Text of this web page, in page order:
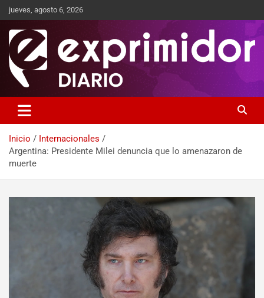
jueves, agosto 6, 2026
Exprimidor media
Inicio
Internacionales
Argentina: Presidente Milei denuncia que lo amenazaron de
muerte